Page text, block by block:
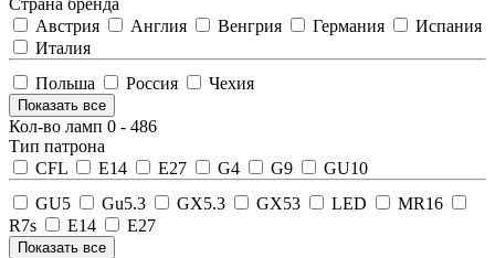
Страна бренда
Австрия
Англия Венгрия Германия
Испания
Италия
Польша
Россия Чехия
Показать все
Кол-во ламп 0 - 486
Тип патрона
CFL
E14 E27 G4 G9
GU10
GU5
Gu5.3 GX5.3 GX53 LED
MR16
R7s
Е14 Е27
Показать все